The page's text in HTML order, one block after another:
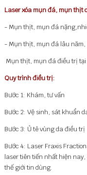
Laser xóa mụn đá, mụn thịt
- Mụn thịt, mụn đá
- Mụn thịt, mụn đá lâu
Mụn thịt, mụn đá điều trị tại
Quy trình điều trị:
Bước 1: Khám, tư vấn
Bước 2: Vệ sinh, sát khuẩn
Bước 3: Ủ tê vùng da điều trị
Bước 4: Laser Fraxis
laser tiên tiến nhất hiện
thế giới tin dùng.